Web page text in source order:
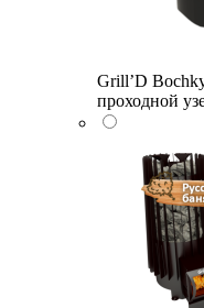
Grill’D
проходной